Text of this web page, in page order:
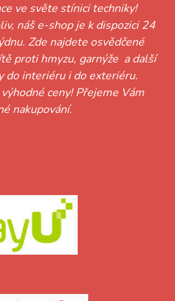
ve světe stínici techniky!
náš e-shop je k dispozici 24
Zde najdete osvědčené
proti hmyzu, garnýže a další
do interiéru i do exteriéru.
ceny! Přejeme Vám
nakupování.